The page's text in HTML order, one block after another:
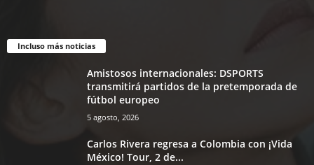
Incluso más noticias
Amistosos internacionales: DSPORTS
transmitirá partidos de la pretemporada de
fútbol europeo
5 agosto, 2026
Carlos Rivera regresa a Colombia con ¡Vida
México! Tour, 2 de...